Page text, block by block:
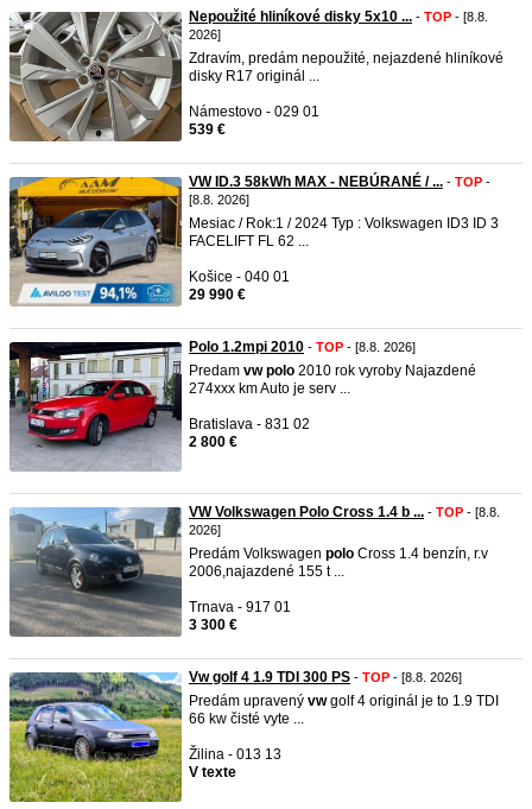
Nepoužité hliníkové disky 5x10 ... - TOP - [8.8.
2026]
Zdravím, predám nepoužité, nejazdené hliníkové
disky R17 originál ...
Námestovo - 029 01
539 €
VW ID.3 58kWh MAX - NEBÚRANÉ / ... - TOP -
[8.8. 2026]
Mesiac / Rok:1 / 2024 Typ : Volkswagen ID3 ID 3
FACELIFT FL 62 ...
Košice - 040 01
29 990 €
Polo 1.2mpi 2010 - TOP - [8.8. 2026]
Predam vw polo 2010 rok vyroby Najazdené
274xxx km Auto je serv ...
Bratislava - 831 02
2 800 €
VW Volkswagen Polo Cross 1.4 b ... - TOP - [8.8.
2026]
Predám Volkswagen polo Cross 1.4 benzín, r.v
2006,najazdené 155 t ...
Trnava - 917 01
3 300 €
Vw golf 4 1.9 TDI 300 PS - TOP - [8.8. 2026]
Predám upravený vwgolf 4 originál je to 1.9 TDI
66 kw čisté vyte ...
Žilina - 013 13
V texte